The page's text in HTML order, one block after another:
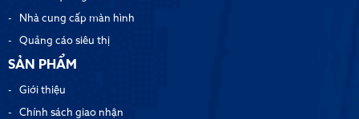
Nhà cung cấp màn hình
Quảng cáo siêu thị
SẢN PHẨM
Giới thiệu
Chính sách giao nhận